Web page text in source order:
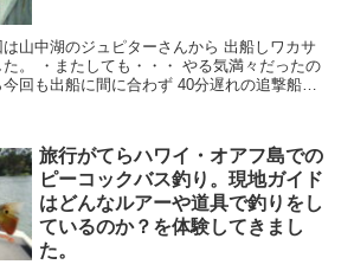
湖のジュピターさんから 出船しワカサ
だったの
に間に合わず 40分遅れの追撃船か
旅行がてらハワイ・オアフ島での
ピーコックバス釣り。現地ガイド
はどんなルアーや道具で釣りをし
ているのか？を体験してきまし
た。